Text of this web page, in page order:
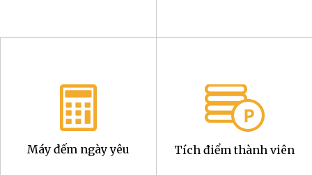
Máy đếm ngày yêu Tích điểm thành viên